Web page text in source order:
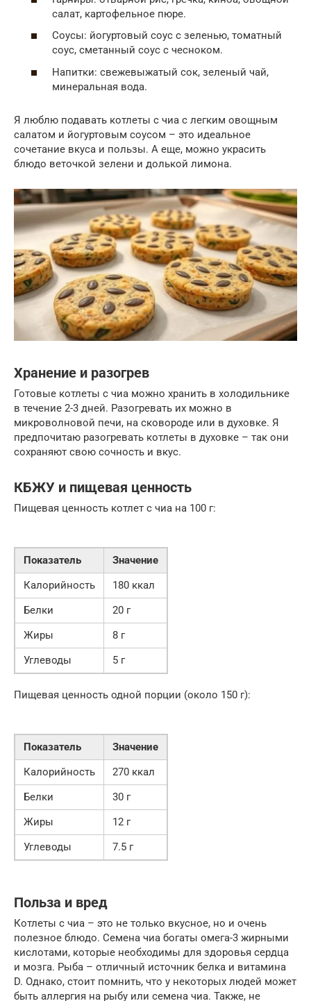
салат, картофельное пюре.
Соусы: йогуртовый соус с зеленью, томатный
соус, сметанный соус с чесноком.
Напитки: свежевыжатый сок, зеленый чай,
минеральная вода.
Я люблю подавать котлеты с чиа с легким овощным
салатом и йогуртовым соусом – это идеальное
сочетание вкуса и пользы. А еще, можно украсить
блюдо веточкой зелени и долькой лимона.
Хранение и разогрев
Готовые котлеты с чиа можно хранить в холодильнике
в течение 2-3 дней. Разогревать их можно в
микроволновой печи, на сковороде или в духовке. Я
предпочитаю разогревать котлеты в духовке – так они
сохраняют свою сочность и вкус.
КБЖУ и пищевая ценность
Пищевая ценность котлет с чиа на 100 г:
Показатель
Значение
Калорийность
180 ккал
Белки
20 г
Жиры
8 г
Углеводы
5 г
Пищевая ценность одной порции (около 150 г):
Показатель
Значение
Калорийность
270 ккал
Белки
30 г
Жиры
12 г
Углеводы
7.5 г
Польза и вред
Котлеты с чиа – это не только вкусное, но и очень
полезное блюдо. Семена чиа богаты омега-3 жирными
кислотами, которые необходимы для здоровья сердца
и мозга. Рыба – отличный источник белка и витамина
D. Однако, стоит помнить, что у некоторых людей может
быть аллергия на рыбу или семена чиа. Также, не